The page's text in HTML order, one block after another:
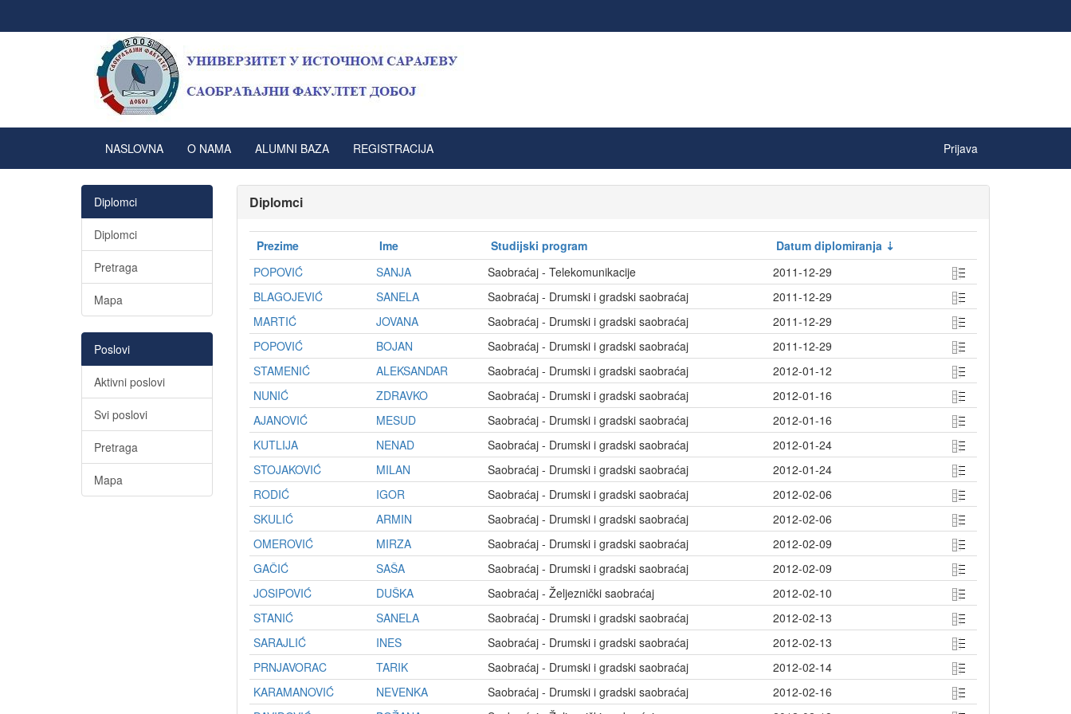
NASLOVNA O NAMA ALUMNI BAZA REGISTRACIJA Prijava
Diplomci
Diplomci
Pretraga
Mapa
Poslovi
Aktivni poslovi
Svi poslovi
Pretraga
Mapa
Diplomci
Prezime Ime Studijski program
Datum diplomiranja
POPOVIĆ
SANJA Saobraćaj - Telekomunikacije
2011-12-29
BLAGOJEVIĆ
SANELA Saobraćaj - Drumski i gradski saobraćaj
2011-12-29
MARTIĆ
JOVANA Saobraćaj - Drumski i gradski saobraćaj
2011-12-29
POPOVIĆ
BOJAN Saobraćaj - Drumski i gradski saobraćaj
2011-12-29
STAMENIĆ
ALEKSANDAR Saobraćaj - Drumski i gradski saobraćaj
2012-01-12
NUNIĆ
ZDRAVKO Saobraćaj - Drumski i gradski saobraćaj
2012-01-16
AJANOVIĆ
MESUD Saobraćaj - Drumski i gradski saobraćaj
2012-01-16
KUTLIJA
NENAD Saobraćaj - Drumski i gradski saobraćaj
2012-01-24
STOJAKOVIĆ
MILAN Saobraćaj - Drumski i gradski saobraćaj
2012-01-24
RODIĆ
IGOR Saobraćaj - Drumski i gradski saobraćaj
2012-02-06
SKULIĆ
ARMIN Saobraćaj - Drumski i gradski saobraćaj
2012-02-06
OMEROVIĆ
MIRZA Saobraćaj - Drumski i gradski saobraćaj
2012-02-09
GAČIĆ
SAŠA Saobraćaj - Drumski i gradski saobraćaj
2012-02-09
JOSIPOVIĆ
DUŠKA Saobraćaj - Željeznički saobraćaj
2012-02-10
STANIĆ
SANELA Saobraćaj - Drumski i gradski saobraćaj
2012-02-13
SARAJLIĆ
INES Saobraćaj - Drumski i gradski saobraćaj
2012-02-13
PRNJAVORAC
TARIK Saobraćaj - Drumski i gradski saobraćaj
2012-02-14
KARAMANOVIĆ
NEVENKA Saobraćaj - Drumski i gradski saobraćaj
2012-02-16